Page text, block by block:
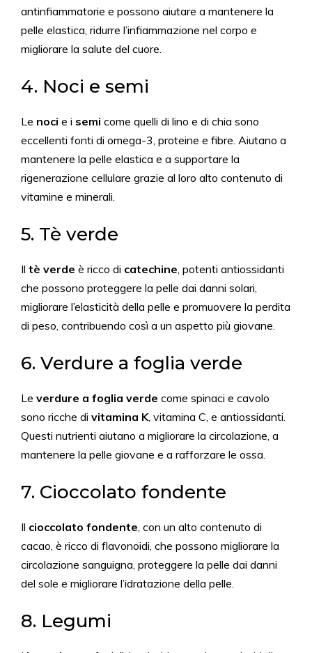
antinfiammatorie e possono aiutare a mantenere la
pelle elastica, ridurre l’infiammazione nel corpo e
migliorare la salute del cuore.
4. Noci e semi
Le noci e i semi come quelli di lino e di chia sono
eccellenti fonti di omega-3, proteine e fibre. Aiutano a
mantenere la pelle elastica e a supportare la
rigenerazione cellulare grazie al loro alto contenuto di
vitamine e minerali.
5. Tè verde
Il tè verde è ricco di catechine, potenti antiossidanti
che possono proteggere la pelle dai danni solari,
migliorare l’elasticità della pelle e promuovere la perdita
di peso, contribuendo così a un aspetto più giovane.
6. Verdure a foglia verde
Le verdure a foglia verde come spinaci e cavolo
sono ricche di vitamina K, vitamina C, e antiossidanti.
Questi nutrienti aiutano a migliorare la circolazione, a
mantenere la pelle giovane e a rafforzare le ossa.
7. Cioccolato fondente
Il cioccolato fondente, con un alto contenuto di
cacao, è ricco di flavonoidi, che possono migliorare la
circolazione sanguigna, proteggere la pelle dai danni
del sole e migliorare l’idratazione della pelle.
8. Legumi